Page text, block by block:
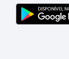
gente para
segurança e